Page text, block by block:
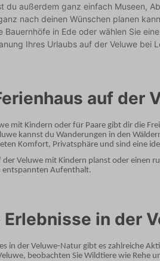
du außerdem ganz einfach Museen,
nach deinen Wünschen planen
Bauernhöfe in Ede oder wählen Sie
Ihres Urlaubs auf der Veluwe bei
auf der
mit Kindern oder für Paare gibt dir die
kannst du Wanderungen in den
Komfort, Privatsphäre und sind eine
Veluwe mit Kindern planst oder einen
entspannten Aufenthalt.
in der
in der Veluwe-Natur gibt es zahlreiche
beobachten Sie Wildtiere wie Rehe